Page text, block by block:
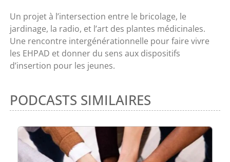
Un projet à l’intersection entre le bricolage, le
jardinage, la radio, et l’art des plantes médicinales.
Une rencontre intergénérationnelle pour faire vivre
les EHPAD et donner du sens aux dispositifs
d’insertion pour les jeunes.
PODCASTS SIMILAIRES